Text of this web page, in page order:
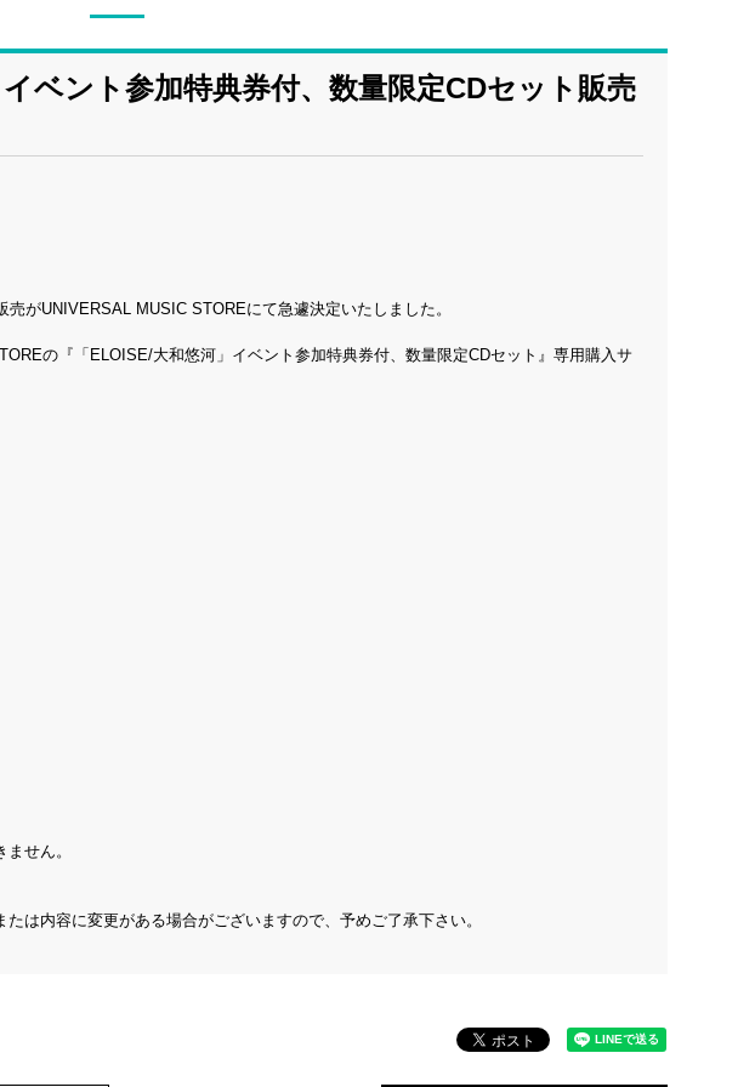
ベント参加特典券付、数量限定CDセット販売
がUNIVERSAL MUSIC STOREにて急遽決定いたしました。
の『「ELOISE/大和悠河」イベント参加特典券付、数量限定CDセット』専用購入サ
せん。
は内容に変更がある場合がございますので、予めご了承下さい。